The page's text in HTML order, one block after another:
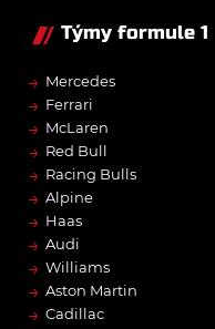
Týmy formule 1
→ Mercedes
→ Ferrari
→ McLaren
→ Red Bull
→ Racing Bulls
→ Alpine
→ Haas
→ Audi
→ Williams
→ Aston Martin
→ Cadillac